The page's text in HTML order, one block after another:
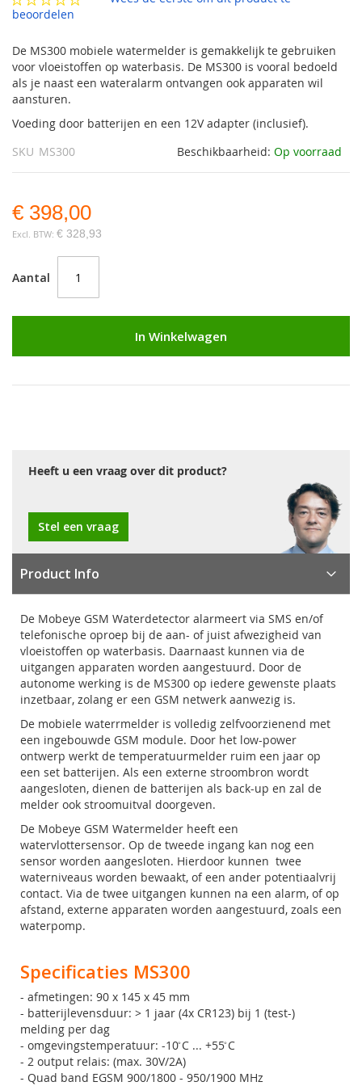
gallerij
beoordelen
De MS300 mobiele watermelder is gemakkelijk te gebruiken
voor vloeistoffen op waterbasis. De MS300 is vooral bedoeld
als je naast een wateralarm ontvangen ook apparaten wil
aansturen.
Voeding door batterijen en een 12V adapter (inclusief).
Beschikbaarheid: Op voorraad
SKU MS300
€ 398,00
€ 328,93
Aantal
In Winkelwagen
Heeft u een vraag over dit product?
Stel een vraag
Product Info
De Mobeye GSM Waterdetector alarmeert via SMS en/of
telefonische oproep bij de aan- of juist afwezigheid van
vloeistoffen op waterbasis. Daarnaast kunnen via de
uitgangen apparaten worden aangestuurd. Door de
autonome werking is de MS300 op iedere gewenste plaats
inzetbaar, zolang er een GSM netwerk aanwezig is.
De mobiele waterrmelder is volledig zelfvoorzienend met
een ingebouwde GSM module. Door het low-power
ontwerp werkt de temperatuurmelder ruim een jaar op
een set batterijen. Als een externe stroombron wordt
aangesloten, dienen de batterijen als back-up en zal de
melder ook stroomuitval doorgeven.
De Mobeye GSM Watermelder heeft een
watervlottersensor. Op de tweede ingang kan nog een
sensor worden aangesloten. Hierdoor kunnen twee
waterniveaus worden bewaakt, of een ander potentiaalvrij
contact. Via de twee uitgangen kunnen na een alarm, of op
afstand, externe apparaten worden aangestuurd, zoals een
waterpomp.
Specificaties MS300
- afmetingen: 90 x 145 x 45 mm
- batterijlevensduur: > 1 jaar (4x CR123) bij 1 (test-)
melding per dag
- omgevingstemperatuur: -10 ̊C ... +55 ̊C
- 2 output relais: (max. 30V/2A)
- Quad band EGSM 900/1800 - 950/1900 MHz